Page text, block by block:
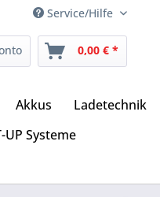
Service/Hilfe
0,00 € *
Akkus
Ladetechnik
UP Systeme